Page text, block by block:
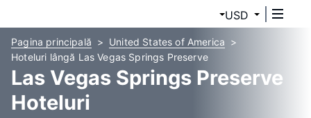
USD
Pagina principală
United States of America
Hoteluri lângă Las Vegas Springs Preserve
Las Vegas Springs Preserve
Hoteluri